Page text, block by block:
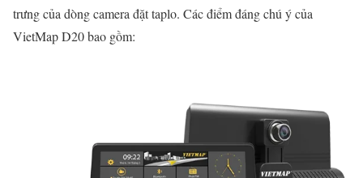
trưng của dòng camera đặt taplo. Các điểm đáng chú ý của
VietMap D20 bao gồm: